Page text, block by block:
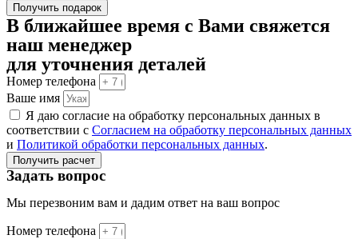
Получить подарок
В ближайшее время с Вами свяжется
наш менеджер
для уточнения деталей
Номер телефона
Ваше имя
Я даю согласие на обработку персональных данных в
соответствии с Согласием на обработку персональных данных
и Политикой обработки персональных данных.
Получить расчет
Задать вопрос
Мы перезвоним вам и дадим ответ на ваш вопрос
Номер телефона